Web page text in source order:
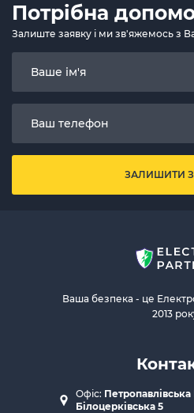
Потрібна
Залиште заявку і ми зв'яжемось з
ЗАЛИШИТИ
Ваша безпека - це
2013
Офіс:
Білоцерківська 5